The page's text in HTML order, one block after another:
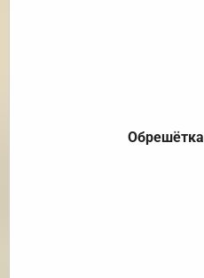
Обрешётка